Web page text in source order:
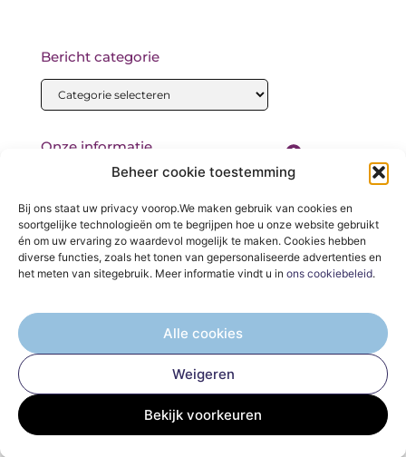
Beheer cookie toestemming
Bij ons staat uw privacy voorop.We maken gebruik van cookies en
soortgelijke technologieën om te begrijpen hoe u onze website gebruikt
én om uw ervaring zo waardevol mogelijk te maken. Cookies hebben
diverse functies, zoals het tonen van gepersonaliseerde advertenties en
het meten van sitegebruik. Meer informatie vindt u in ons cookiebeleid.
Alle cookies
Weigeren
Bekijk voorkeuren
— Ontdek inspirerende verhalen, praktische tips en waardevolle
artikelen, allemaal op één plek. Begin jouw leesreis vandaag op
elektro-magazijn.nl!
www.elektro-magazijn.nl.All Right Reserved.
Onze informatie
Bericht categorie